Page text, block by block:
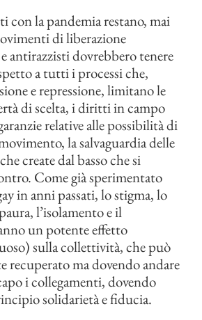
con la pandemia restano, mai
di liberazione
antirazzisti dovrebbero tenere
a tutti i processi che,
e repressione, limitano le
di scelta, i diritti in campo
relative alle possibilità di
la salvaguardia delle
create dal basso che si
Come già sperimentato
in anni passati, lo stigma, lo
l’isolamento e il
un potente effetto
sulla collettività, che può
recuperato ma dovendo andare
i collegamenti, dovendo
solidarietà e fiducia.